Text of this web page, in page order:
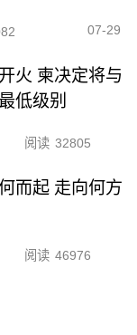
07-29
火 柬决定将与
低级别
阅读 32805
而起 走向何方
阅读 46976